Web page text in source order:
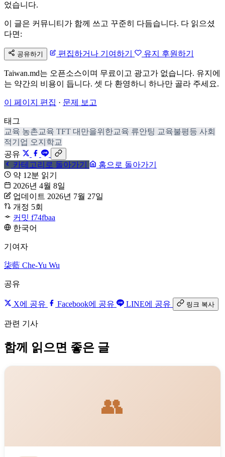
었습니다.
이 글은 커뮤니티가 함께 쓰고 꾸준히 다듬습니다. 다 읽으셨
다면:
공유하기 편집하거나 기여하기 유지 후원하기
Taiwan.md는 오픈소스이며 무료이고 광고가 없습니다. 유지에
는 약간의 비용이 듭니다. 셋 다 환영하니 하나만 골라 주세요.
이 페이지 편집 · 문제 보고
태그
교육 농촌교육 TFT 대만을위한교육 류안팅 교육불평등 사회
적기업 오지학교
공유
카테고리로 돌아가기
홈으로 돌아가기
약 12분 읽기
2026년 4월 8일
업데이트 2026년 7월 27일
개정 5회
커밋 f74fbaa
한국어
기여자
柒藍 Che-Yu Wu
공유
X에 공유 Facebook에 공유 LINE에 공유 링크 복사
관련 기사
함께 읽으면 좋은 글
👥